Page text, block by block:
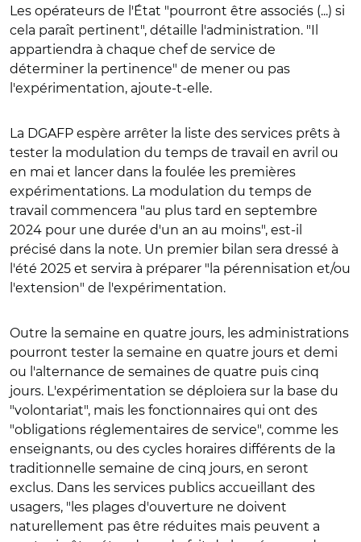
Les opérateurs de l'État "pourront être associés (...) si
cela paraît pertinent", détaille l'administration. "Il
appartiendra à chaque chef de service de
déterminer la pertinence" de mener ou pas
l'expérimentation, ajoute-t-elle.
La DGAFP espère arrêter la liste des services prêts à
tester la modulation du temps de travail en avril ou
en mai et lancer dans la foulée les premières
expérimentations. La modulation du temps de
travail commencera "au plus tard en septembre
2024 pour une durée d'un an au moins", est-il
précisé dans la note. Un premier bilan sera dressé à
l'été 2025 et servira à préparer "la pérennisation et/ou
l'extension" de l'expérimentation.
Outre la semaine en quatre jours, les administrations
pourront tester la semaine en quatre jours et demi
ou l'alternance de semaines de quatre puis cinq
jours. L'expérimentation se déploiera sur la base du
"volontariat", mais les fonctionnaires qui ont des
"obligations réglementaires de service", comme les
enseignants, ou des cycles horaires différents de la
traditionnelle semaine de cinq jours, en seront
exclus. Dans les services publics accueillant des
usagers, "les plages d'ouverture ne doivent
naturellement pas être réduites mais peuvent a